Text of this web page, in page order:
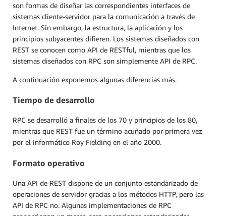
son formas de diseñar las correspondientes interfaces de
sistemas cliente-servidor para la comunicación a través de
Internet. Sin embargo, la estructura, la aplicación y los
principios subyacentes difieren. Los sistemas diseñados con
REST se conocen como API de RESTful, mientras que los
sistemas diseñados con RPC son simplemente API de RPC.
A continuación exponemos algunas diferencias más.
Tiempo de desarrollo
RPC se desarrolló a finales de los 70 y principios de los 80,
mientras que REST fue un término acuñado por primera vez
por el informático Roy Fielding en el año 2000.
Formato operativo
Una API de REST dispone de un conjunto estandarizado de
operaciones de servidor gracias a los métodos HTTP, pero las
API de RPC no. Algunas implementaciones de RPC